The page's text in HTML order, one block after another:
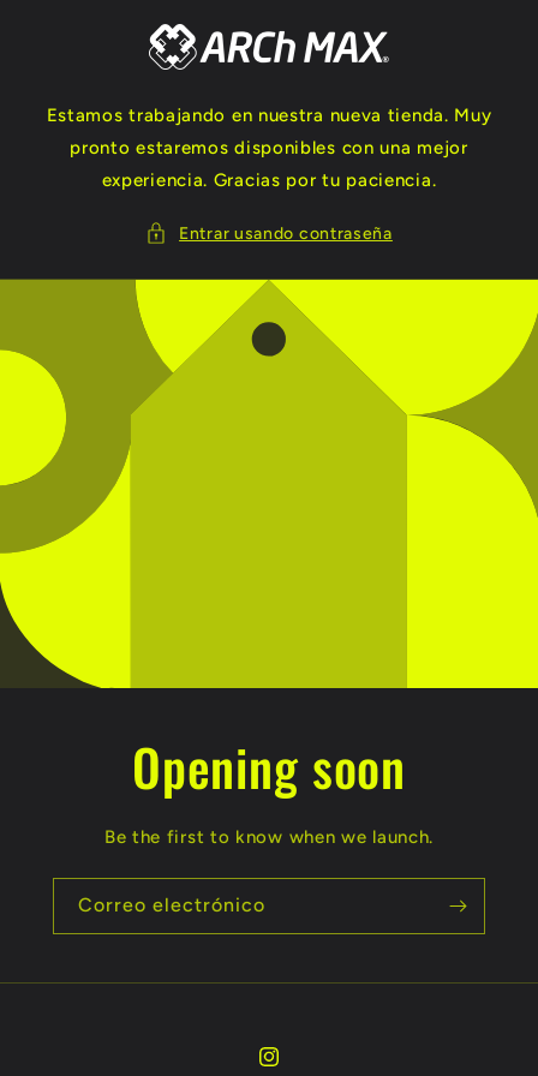
Estamos trabajando en nuestra nueva tienda. Muy
pronto estaremos disponibles con una mejor
experiencia. Gracias por tu paciencia.
Entrar usando contraseña
Opening soon
Be the first to know when we launch.
Correo electrónico
Instagram